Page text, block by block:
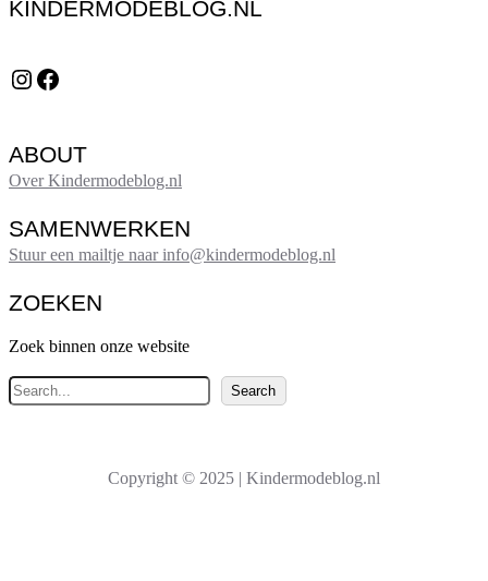
KINDERMODEBLOG.NL
Instagram Facebook
ABOUT
Over Kindermodeblog.nl
SAMENWERKEN
Stuur een mailtje naar info@kindermodeblog.nl
ZOEKEN
Zoek binnen onze website
Z
o
Search
Copyright © 2025 | Kindermodeblog.nl